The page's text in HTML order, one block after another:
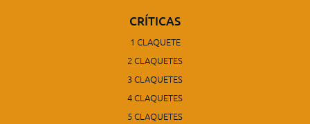
CRÍTICAS
1 CLAQUETE
2 CLAQUETES
3 CLAQUETES
4 CLAQUETES
5 CLAQUETES